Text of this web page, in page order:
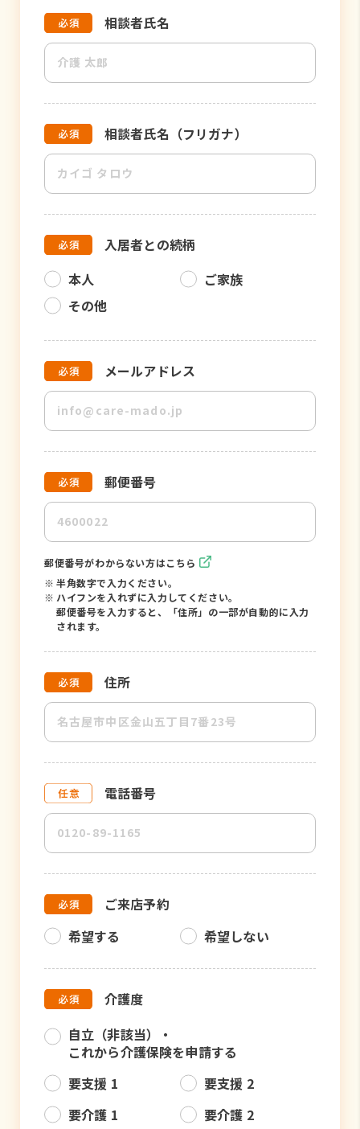
相談者氏名
相談者氏名（フリガナ）
入居者との続柄
本人
ご家族
その他
メールアドレス
郵便番号
郵便番号がわからない方はこちら
※ 半角数字で入力ください。
※ ハイフンを入れずに入力してください。
郵便番号を入力すると、「住所」の一部が自動的に入力
されます。
住所
電話番号
ご来店予約
希望する
希望しない
介護度
自立（非該当）・
これから介護保険を申請する
要支援 1
要支援 2
要介護 1
要介護 2